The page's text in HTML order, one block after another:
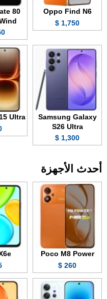
Oppo Find N6
1,750 $
80
$
Samsung Galaxy
S26 Ultra
1,300 $
Ultra
أحدث الأجهزة
Poco M8 Power
260 $